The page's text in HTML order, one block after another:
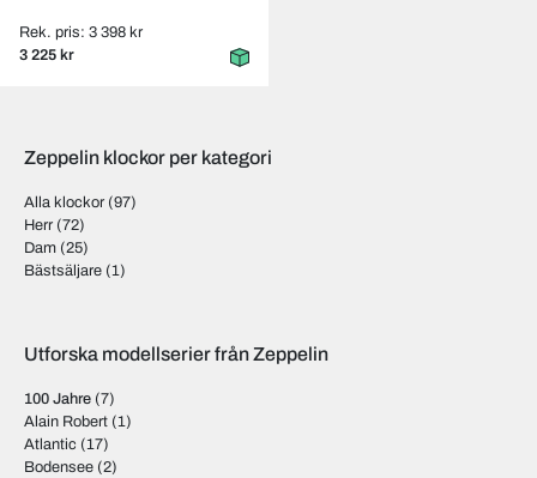
Rek. pris: 3 398 kr
3 225 kr
Zeppelin klockor per kategori
Alla klockor (97)
Herr (72)
Dam (25)
Bästsäljare (1)
Utforska modellserier från Zeppelin
100 Jahre (7)
Alain Robert (1)
Atlantic (17)
Bodensee (2)